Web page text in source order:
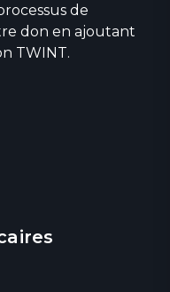
de
don en ajoutant
TWINT.